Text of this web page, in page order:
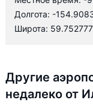
Долгота: -
Широта: 59.752777
Другие
недалеко от